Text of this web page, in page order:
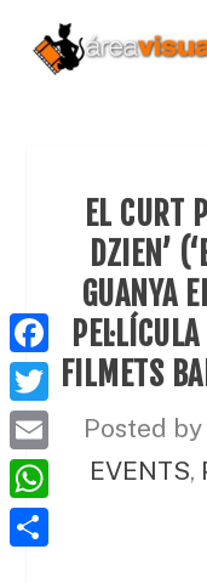
EL CURT
DZIEN’
GUANYA
FILMETS
Posted by
EVENTS,
F
a
c
e
b
T
w
i
t
E
m
a
W
h